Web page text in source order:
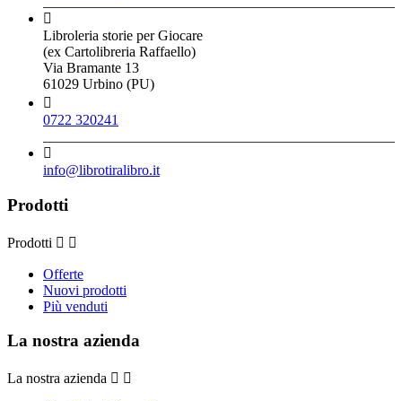

Libroleria storie per Giocare
(ex Cartolibreria Raffaello)
Via Bramante 13
61029 Urbino (PU)

0722 320241

info@librotiralibro.it
Prodotti
Prodotti  
Offerte
Nuovi prodotti
Più venduti
La nostra azienda
La nostra azienda  